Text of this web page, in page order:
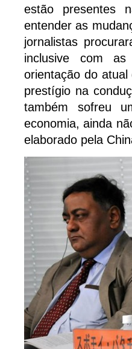
estão presentes
entender as
jornalistas
inclusive com
orientação do
prestígio na
também sofreu
economia, ainda
elaborado pela